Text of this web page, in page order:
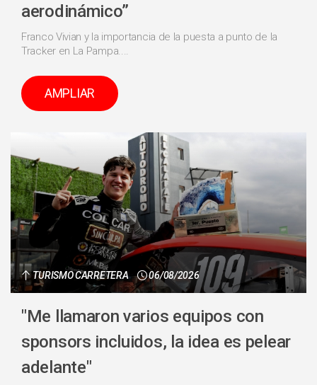
aerodinámico”
Franco Vivian y la importancia de la puesta a punto de la
Tracker en La Pampa....
AMPLIAR
TURISMO CARRETERA 06/08/2026
"Me llamaron varios equipos con
sponsors incluidos, la idea es pelear
adelante"